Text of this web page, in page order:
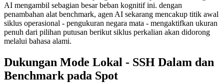
AI mengambil sebagian besar beban kognitif ini. dengan
penambahan alat benchmark, agen AI sekarang mencakup titik awal
siklus operasional - pengukuran negara mata - mengaktifkan ukuran
penuh dari pilihan putusan berikut siklus perkalian akan didorong
melalui bahasa alami.
Dukungan Mode Lokal - SSH Dalam dan
Benchmark pada Spot